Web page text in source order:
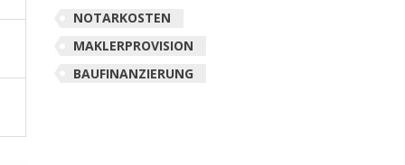
NOTARKOSTEN
MAKLERPROVISION
BAUFINANZIERUNG